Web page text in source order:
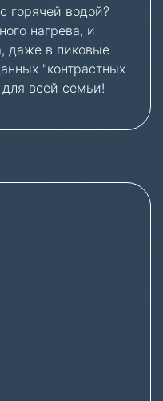
горячей водой?
нагрева, и
даже в пиковые
"контрастных
всей семьи!